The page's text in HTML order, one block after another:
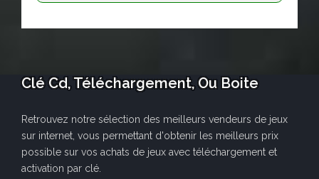
Clé Cd, Téléchargement, Ou Boite
Retrouvez notre sélection des meilleurs vendeurs de jeux
sur internet, vous permettant d'obtenir les meilleurs prix
possible sur vos achats de jeux avec téléchargement et
activation par clé.